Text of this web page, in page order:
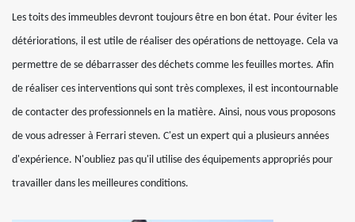
Les toits des immeubles devront toujours être en bon état. Pour éviter les
détériorations, il est utile de réaliser des opérations de nettoyage. Cela va
permettre de se débarrasser des déchets comme les feuilles mortes. Afin
de réaliser ces interventions qui sont très complexes, il est incontournable
de contacter des professionnels en la matière. Ainsi, nous vous proposons
de vous adresser à Ferrari steven. C'est un expert qui a plusieurs années
d'expérience. N'oubliez pas qu'il utilise des équipements appropriés pour
travailler dans les meilleures conditions.